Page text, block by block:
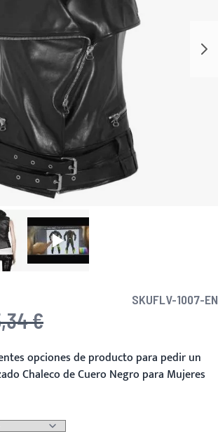
SKUFLV-1007-EN
habitual
€
opciones de producto para pedir un
Chaleco de Cuero Negro para Mujeres